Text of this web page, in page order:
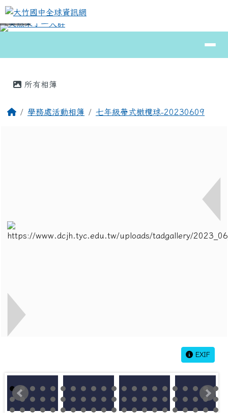
跳至主內容區
大竹國中全球資訊網
⏸
所有相簿
回首頁學務處活動相簿 七年級帶式橄欖球-20230609
EXIF